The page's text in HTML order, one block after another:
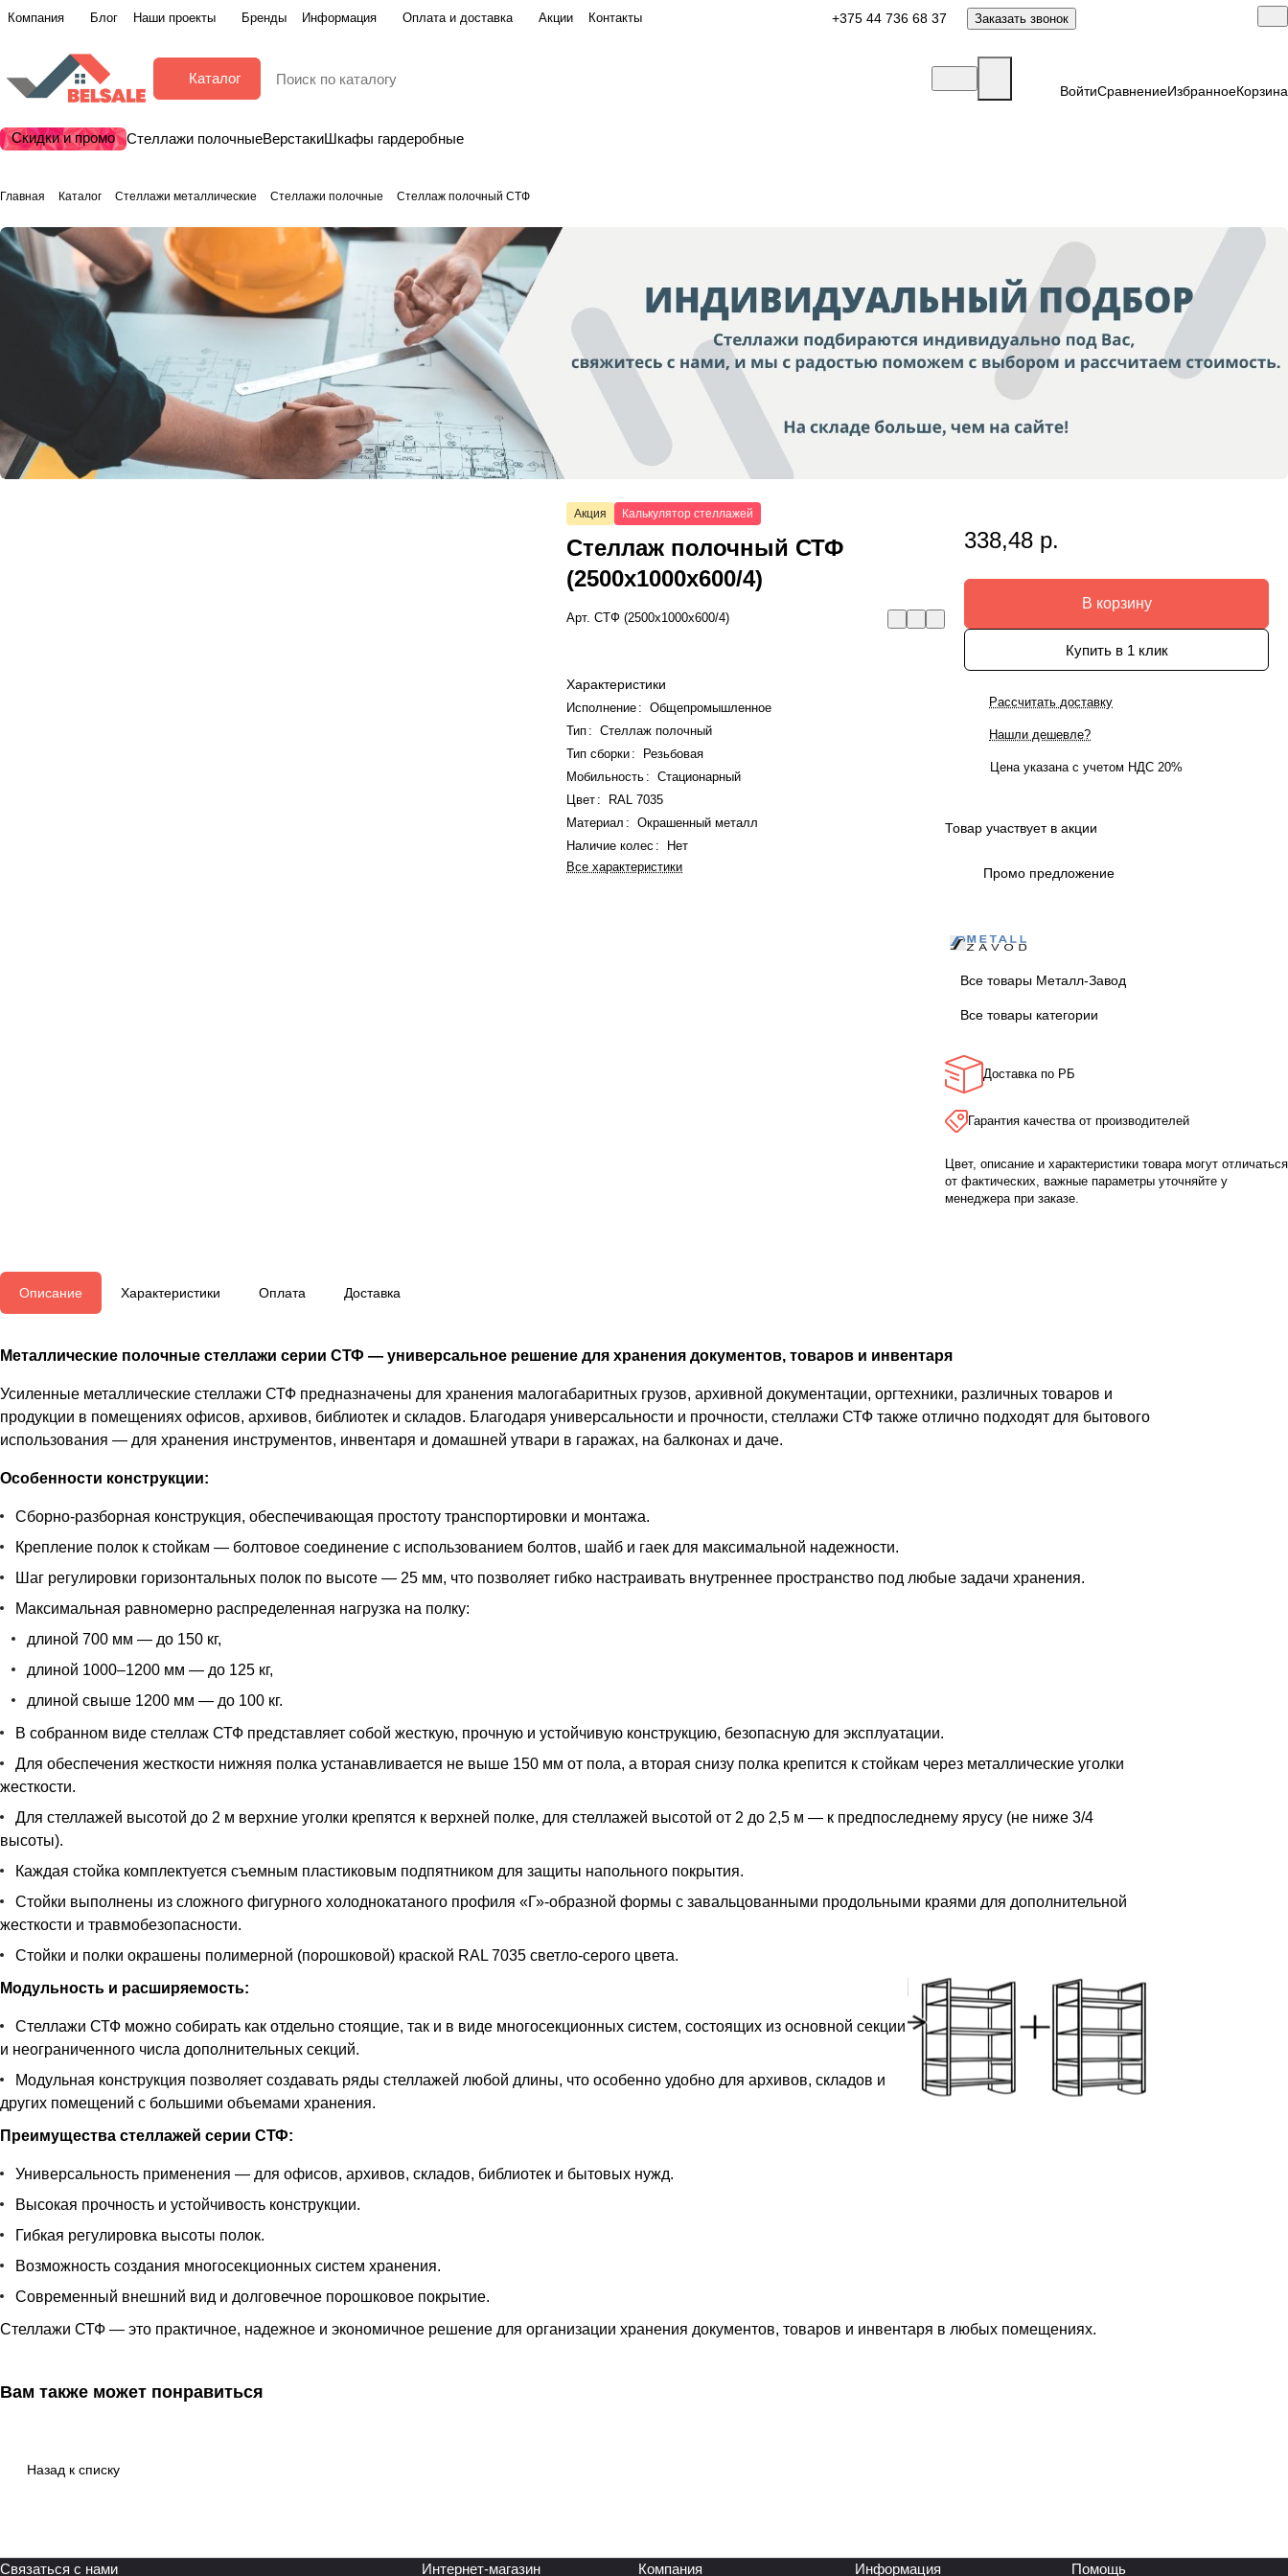
Компания Блог Наши проекты Бренды Информация Оплата и доставка Акции Контакты +375 44 736 68 37 Заказать звонок
Каталог
ВойтиСравнениеИзбранноеКорзина
Скидки и промо Стеллажи полочныеВерстакиШкафы гардеробные
Главная Каталог Стеллажи металлические Стеллажи полочные Стеллаж полочный СТФ
Акция Калькулятор стеллажей
Стеллаж полочный СТФ
(2500x1000x600/4)
Арт.СТФ (2500x1000x600/4)
Характеристики
Исполнение :
Общепромышленное
Тип :
Стеллаж полочный
Тип сборки:
Резьбовая
Мобильность :
Стационарный
Цвет :
RAL 7035
Материал :
Окрашенный металл
Наличие колес :
Нет
Все характеристики
338,48 р.
В корзину
Купить в 1 клик
Рассчитать доставку
Нашли дешевле?
Цена указана с учетом НДС 20%
Товар участвует в акции
Промо предложение
Все товары Металл-Завод
Все товары категории
Доставка по РБ
Гарантия качества от производителей
Цвет, описание и характеристики товара могут отличаться
от фактических, важные параметры уточняйте у
менеджера при заказе.
Описание Характеристики Оплата Доставка
Металлические полочные стеллажи серии СТФ — универсальное решение для хранения документов, товаров и инвентаря
Усиленные металлические стеллажи СТФ предназначены для хранения малогабаритных грузов, архивной документации, оргтехники, различных товаров и
продукции в помещениях офисов, архивов, библиотек и складов. Благодаря универсальности и прочности, стеллажи СТФ также отлично подходят для бытового
использования — для хранения инструментов, инвентаря и домашней утвари в гаражах, на балконах и даче.
Особенности конструкции:
Сборно-разборная конструкция, обеспечивающая простоту транспортировки и монтажа.
Крепление полок к стойкам — болтовое соединение с использованием болтов, шайб и гаек для максимальной надежности.
Шаг регулировки горизонтальных полок по высоте — 25 мм, что позволяет гибко настраивать внутреннее пространство под любые задачи хранения.
Максимальная равномерно распределенная нагрузка на полку:
длиной 700 мм — до 150 кг,
длиной 1000–1200 мм — до 125 кг,
длиной свыше 1200 мм — до 100 кг.
В собранном виде стеллаж СТФ представляет собой жесткую, прочную и устойчивую конструкцию, безопасную для эксплуатации.
Для обеспечения жесткости нижняя полка устанавливается не выше 150 мм от пола, а вторая снизу полка крепится к стойкам через металлические уголки
жесткости.
Для стеллажей высотой до 2 м верхние уголки крепятся к верхней полке, для стеллажей высотой от 2 до 2,5 м — к предпоследнему ярусу (не ниже 3/4
высоты).
Каждая стойка комплектуется съемным пластиковым подпятником для защиты напольного покрытия.
Стойки выполнены из сложного фигурного холоднокатаного профиля «Г»-образной формы с завальцованными продольными краями для дополнительной
жесткости и травмобезопасности.
Стойки и полки окрашены полимерной (порошковой) краской RAL 7035 светло-серого цвета.
Модульность и расширяемость:
Стеллажи СТФ можно собирать как отдельно стоящие, так и в виде многосекционных систем, состоящих из основной секции
и неограниченного числа дополнительных секций.
Модульная конструкция позволяет создавать ряды стеллажей любой длины, что особенно удобно для архивов, складов и
других помещений с большими объемами хранения.
Преимущества стеллажей серии СТФ:
Универсальность применения — для офисов, архивов, складов, библиотек и бытовых нужд.
Высокая прочность и устойчивость конструкции.
Гибкая регулировка высоты полок.
Возможность создания многосекционных систем хранения.
Современный внешний вид и долговечное порошковое покрытие.
Стеллажи СТФ — это практичное, надежное и экономичное решение для организации хранения документов, товаров и инвентаря в любых помещениях.
Вам также может понравиться
Назад к списку
Связаться с нами Интернет-магазин Компания Информация Помощь